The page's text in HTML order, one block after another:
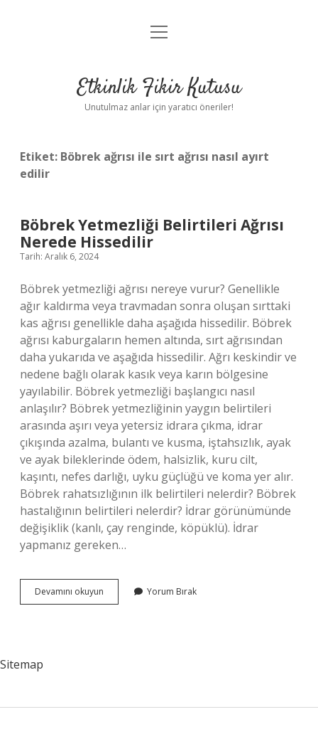
Anasayfa
Yasal Uyarı
menüyü
Etkinlik Fikir Kutusu
Unutulmaz anlar için yaratıcı öneriler!
Etiket: Böbrek ağrısı ile sırt ağrısı nasıl ayırt
edilir
Böbrek Yetmezliği Belirtileri Ağrısı
Nerede Hissedilir
Tarih: Aralık 6, 2024
Böbrek yetmezliği ağrısı nereye vurur? Genellikle
ağır kaldırma veya travmadan sonra oluşan sırttaki
kas ağrısı genellikle daha aşağıda hissedilir. Böbrek
ağrısı kaburgaların hemen altında, sırt ağrısından
daha yukarıda ve aşağıda hissedilir. Ağrı keskindir ve
nedene bağlı olarak kasık veya karın bölgesine
yayılabilir. Böbrek yetmezliği başlangıcı nasıl
anlaşılır? Böbrek yetmezliğinin yaygın belirtileri
arasında aşırı veya yetersiz idrara çıkma, idrar
çıkışında azalma, bulantı ve kusma, iştahsızlık, ayak
ve ayak bileklerinde ödem, halsizlik, kuru cilt,
kaşıntı, nefes darlığı, uyku güçlüğü ve koma yer alır.
Böbrek rahatsızlığının ilk belirtileri nelerdir? Böbrek
hastalığının belirtileri nelerdir? İdrar görünümünde
değişiklik (kanlı, çay renginde, köpüklü). İdrar
yapmanız gereken…
Devamını okuyun
Yetmezliği
Yorum Bırak
Sitemap